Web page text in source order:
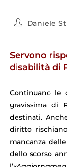
Daniele
Servono
disabilità di
Continuano le
gravissima di
destinati.
diritto
mancanza
dello scorso